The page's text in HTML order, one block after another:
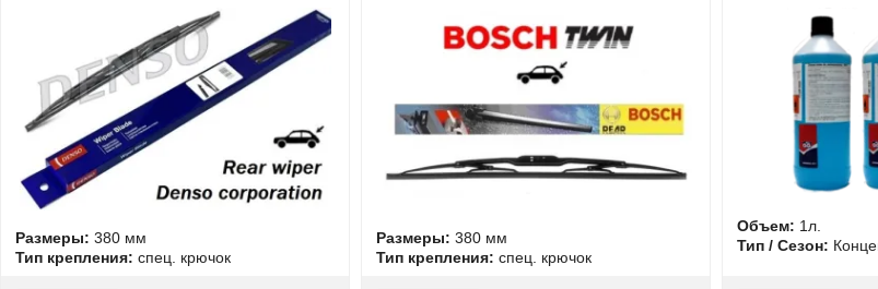
Размеры: 380 мм
Тип крепления: спец. крючок
Размеры: 380 мм
Тип крепления: спец. крючок
Объем: 1л.
Тип / Сезон: